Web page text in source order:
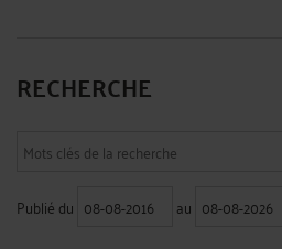
RECHERCHE
Publié du au